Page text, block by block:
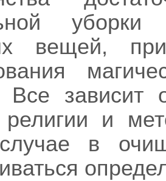
вещей,
Все
религии и
в